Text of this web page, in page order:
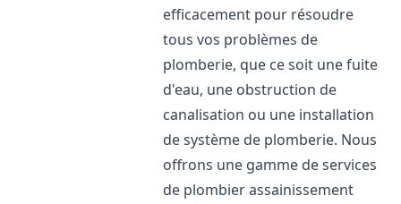
efficacement pour résoudre
tous vos problèmes de
plomberie, que ce soit une fuite
d'eau, une obstruction de
canalisation ou une installation
de système de plomberie. Nous
offrons une gamme de services
de plombier assainissement